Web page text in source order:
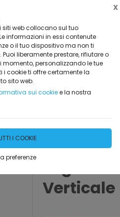
siti web collocano sul tuo
informazioni in essi contenute
o il tuo dispositivo ma non ti
liberamente prestare, rifiutare o
personalizzando le tue
i cookie ti offre certamente la
sito web.
sui cookiee la nostra
I COOKIE
preferenze
X
DOVE SIAMO CONTATTACI
Verticale